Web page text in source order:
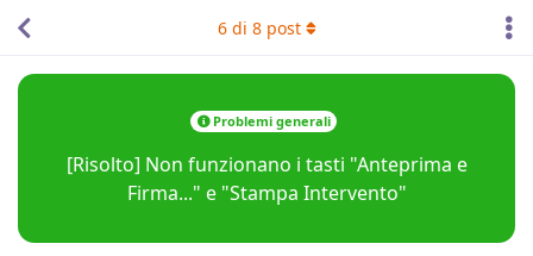
Problemi generali
[Risolto] Non funzionano i tasti "Anteprima e
Firma..." e "Stampa Intervento"
6di 8post